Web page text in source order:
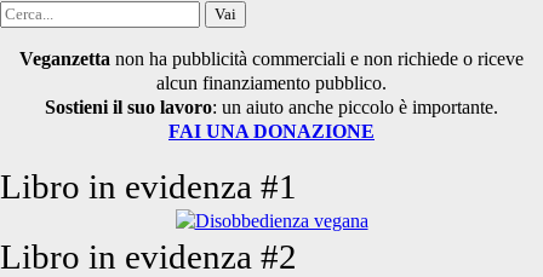
Cerca
Veganzetta non ha pubblicità commerciali e non richiede o riceve
alcun finanziamento pubblico.
Sostieni il suo lavoro: un aiuto anche piccolo è importante.
FAI UNA DONAZIONE
Libro in evidenza #1
Libro in evidenza #2